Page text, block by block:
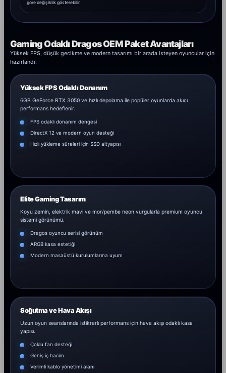
göre değişiklik gösterebilir.
Gaming Odaklı Dragos OEM Paket Avantajları
Yüksek FPS, düşük gecikme ve modern tasarımı bir arada isteyen oyuncular için
hazırlandı.
Yüksek FPS Odaklı Donanım
6GB GeForce RTX 3050 ve hızlı depolama ile popüler oyunlarda akıcı
performans hedeflenir.
FPS odaklı donanım dengesi
DirectX 12 ve modern oyun desteği
Hızlı yükleme süreleri için SSD altyapısı
Elite Gaming Tasarım
Koyu zemin, elektrik mavi ve mor/pembe neon vurgularla premium oyuncu
sistemi görünümü.
Dragos oyuncu serisi görünüm
ARGB kasa estetiği
Modern masaüstü kurulumlarına uyum
Soğutma ve Hava Akışı
Uzun oyun seanslarında istikrarlı performans için hava akışı odaklı kasa
yapısı.
Çoklu fan desteği
Geniş iç hacim
Verimli kablo yönetimi alanı